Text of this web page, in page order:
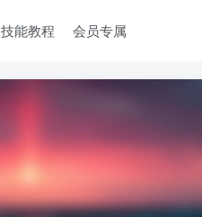
技能教程 会员专属